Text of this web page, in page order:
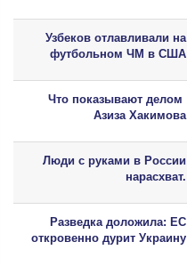
Узбеков отлавливали на
футбольном ЧМ в США
Что показывают делом
Азиза Хакимова
Люди с руками в России
нарасхват.
Разведка доложила: ЕС
откровенно дурит Украину